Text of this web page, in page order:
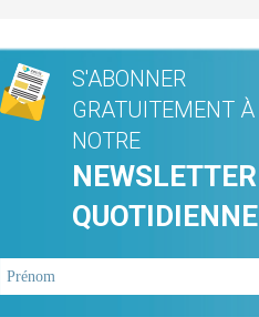
S'ABONNER
GRATUITEMENT À
NOTRE
NEWSLETTER
QUOTIDIENNE